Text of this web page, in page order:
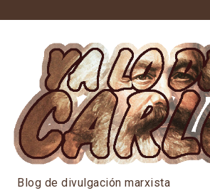
to
Blog de divulgación marxista